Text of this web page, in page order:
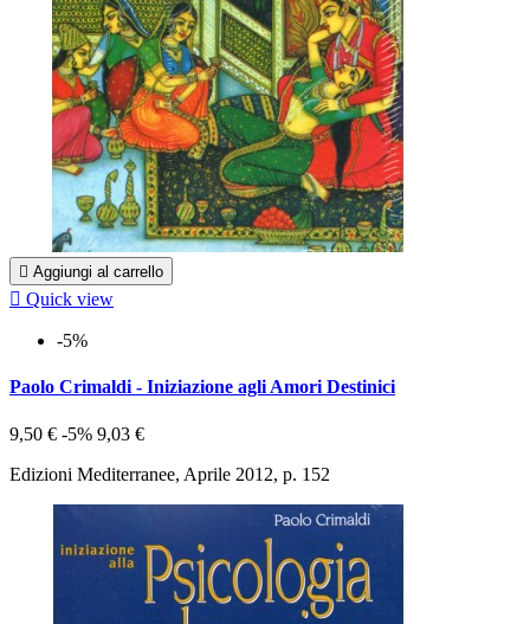
 Aggiungi al carrello
 Quick view
-5%
Paolo Crimaldi - Iniziazione agli Amori Destinici
9,50 € -5% 9,03 €
Edizioni Mediterranee, Aprile 2012, p. 152